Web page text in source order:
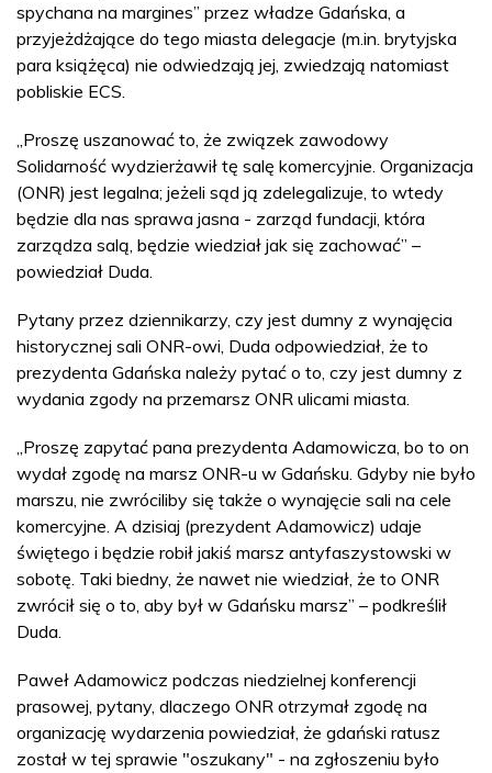
spychana na margines” przez władze Gdańska, a
przyjeżdżające do tego miasta delegacje (m.in. brytyjska
para książęca) nie odwiedzają jej, zwiedzają natomiast
pobliskie ECS.
„Proszę uszanować to, że związek zawodowy
Solidarność wydzierżawił tę salę komercyjnie. Organizacja
(ONR) jest legalna; jeżeli sąd ją zdelegalizuje, to wtedy
będzie dla nas sprawa jasna - zarząd fundacji, która
zarządza salą, będzie wiedział jak się zachować” –
powiedział Duda.
Pytany przez dziennikarzy, czy jest dumny z wynajęcia
historycznej sali ONR-owi, Duda odpowiedział, że to
prezydenta Gdańska należy pytać o to, czy jest dumny z
wydania zgody na przemarsz ONR ulicami miasta.
„Proszę zapytać pana prezydenta Adamowicza, bo to on
wydał zgodę na marsz ONR-u w Gdańsku. Gdyby nie było
marszu, nie zwróciliby się także o wynajęcie sali na cele
komercyjne. A dzisiaj (prezydent Adamowicz) udaje
świętego i będzie robił jakiś marsz antyfaszystowski w
sobotę. Taki biedny, że nawet nie wiedział, że to ONR
zwrócił się o to, aby był w Gdańsku marsz” – podkreślił
Duda.
Paweł Adamowicz podczas niedzielnej konferencji
prasowej, pytany, dlaczego ONR otrzymał zgodę na
organizację wydarzenia powiedział, że gdański ratusz
został w tej sprawie "oszukany" - na zgłoszeniu było